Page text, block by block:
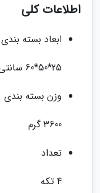
اطلاعات کلی
ابعاد بسته بندی
25*50*60 سانتی متر
وزن بسته بندی
3600 گرم
تعداد
4 تکه